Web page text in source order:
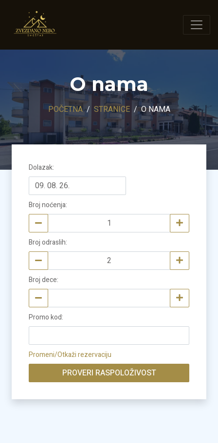
O nama
POČETNA STRANICE O NAMA
Dolazak:
Broj noćenja:
Broj odraslih:
Broj dece:
Promo kod:
Promeni/Otkaži rezervaciju
PROVERI RASPOLOŽIVOST